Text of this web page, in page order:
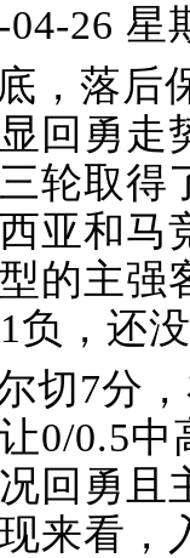
26 星
，落后
回勇走
轮取得
亚和马
的主强
负，还
切7分
0/0.5
回勇且
来看，